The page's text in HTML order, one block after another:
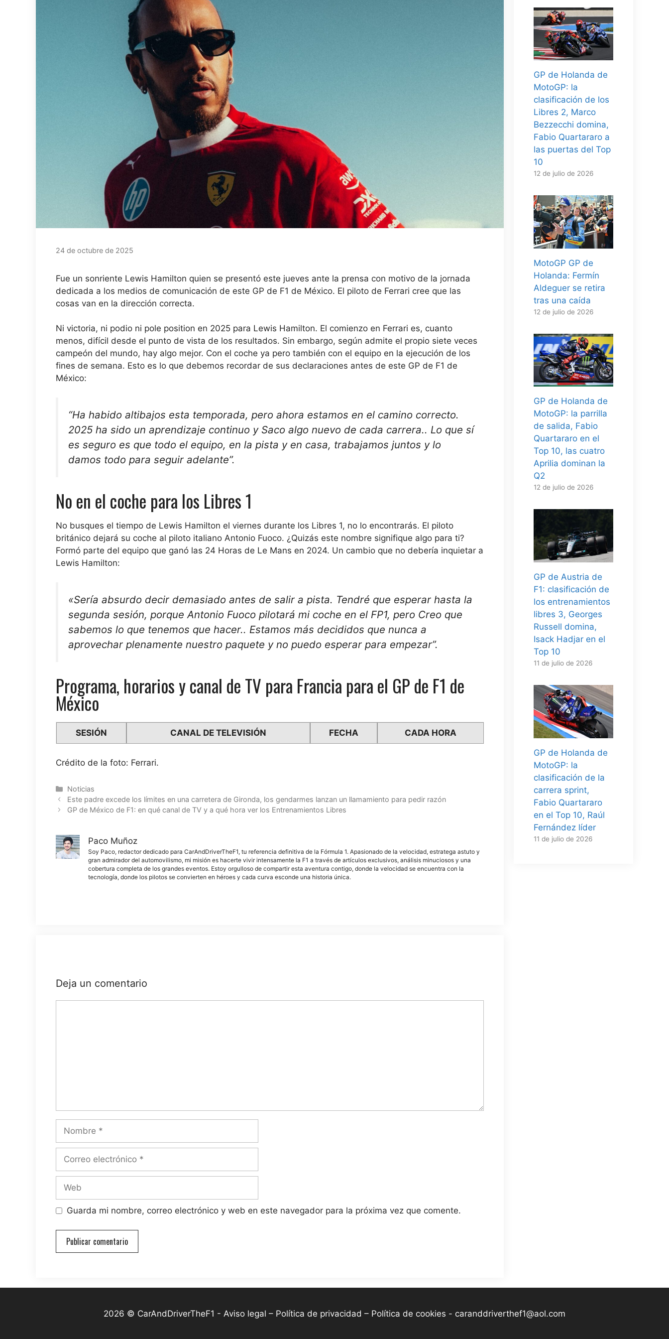
24 de octubre de 2025
Fue un sonriente Lewis Hamilton quien se presentó este jueves ante la prensa con motivo de la jornada
dedicada a los medios de comunicación de este GP de F1 de México. El piloto de Ferrari cree que las
cosas van en la dirección correcta.
Ni victoria, ni podio ni pole position en 2025 para Lewis Hamilton. El comienzo en Ferrari es, cuanto
menos, difícil desde el punto de vista de los resultados. Sin embargo, según admite el propio siete veces
campeón del mundo, hay algo mejor. Con el coche ya pero también con el equipo en la ejecución de los
fines de semana. Esto es lo que debemos recordar de sus declaraciones antes de este GP de F1 de
México:
“Ha habido altibajos esta temporada, pero ahora estamos en el camino correcto.
2025 ha sido un aprendizaje continuo y Saco algo nuevo de cada carrera.. Lo que sí
es seguro es que todo el equipo, en la pista y en casa, trabajamos juntos y lo
damos todo para seguir adelante”.
No en el coche para los Libres 1
No busques el tiempo de Lewis Hamilton el viernes durante los Libres 1, no lo encontrarás. El piloto
británico dejará su coche al piloto italiano Antonio Fuoco. ¿Quizás este nombre signifique algo para ti?
Formó parte del equipo que ganó las 24 Horas de Le Mans en 2024. Un cambio que no debería inquietar a
Lewis Hamilton:
«Sería absurdo decir demasiado antes de salir a pista. Tendré que esperar hasta la
segunda sesión, porque Antonio Fuoco pilotará mi coche en el FP1, pero Creo que
sabemos lo que tenemos que hacer.. Estamos más decididos que nunca a
aprovechar plenamente nuestro paquete y no puedo esperar para empezar”.
Programa, horarios y canal de TV para Francia para el GP de F1 de
México
SESIÓN CANAL DE TELEVISIÓN FECHA CADA HORA
Crédito de la foto: Ferrari.
Categorías
Noticias
Este padre excede los límites en una carretera de Gironda, los gendarmes lanzan un llamamiento para pedir razón
GP de México de F1: en qué canal de TV y a qué hora ver los Entrenamientos Libres
Paco Muñoz
Soy Paco, redactor dedicado para CarAndDriverTheF1, tu referencia definitiva de la Fórmula 1. Apasionado de la velocidad, estratega astuto y
gran admirador del automovilismo, mi misión es hacerte vivir intensamente la F1 a través de artículos exclusivos, análisis minuciosos y una
cobertura completa de los grandes eventos. Estoy orgulloso de compartir esta aventura contigo, donde la velocidad se encuentra con la
tecnología, donde los pilotos se convierten en héroes y cada curva esconde una historia única.
Deja un comentario
Nombre
Correo
Web
Guarda mi nombre, correo electrónico y web en este navegador para la próxima vez que comente.
GP de Holanda de
MotoGP: la
clasificación de los
Libres 2, Marco
Bezzecchi domina,
Fabio Quartararo a
las puertas del Top
10
12 de julio de 2026
MotoGP GP de
Holanda: Fermín
Aldeguer se retira
tras una caída
12 de julio de 2026
GP de Holanda de
MotoGP: la parrilla
de salida, Fabio
Quartararo en el
Top 10, las cuatro
Aprilia dominan la
Q2
12 de julio de 2026
GP de Austria de
F1: clasificación de
los entrenamientos
libres 3, Georges
Russell domina,
Isack Hadjar en el
Top 10
11 de julio de 2026
GP de Holanda de
MotoGP: la
clasificación de la
carrera sprint,
Fabio Quartararo
en el Top 10, Raúl
Fernández líder
11 de julio de 2026
2026 © CarAndDriverTheF1 - Aviso legal – Política de privacidad – Política de cookies - caranddriverthef1@aol.com